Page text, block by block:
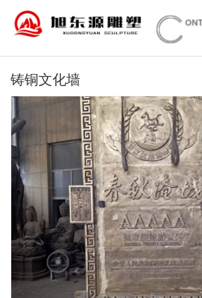
铸铜文化墙